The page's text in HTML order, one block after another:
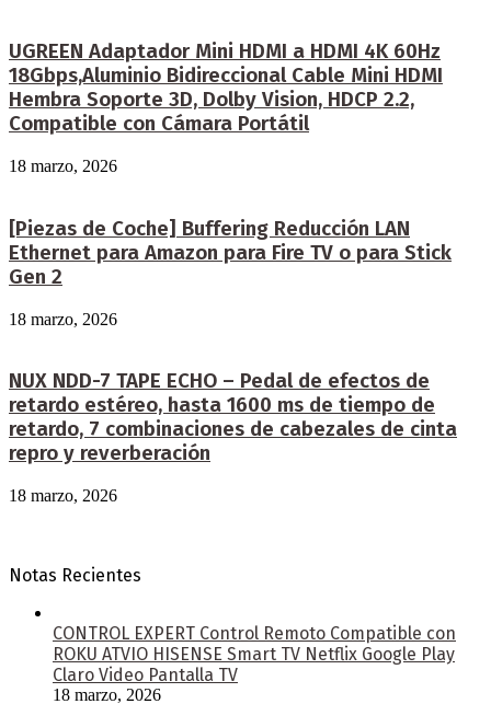
UGREEN Adaptador Mini HDMI a HDMI 4K 60Hz
18Gbps,Aluminio Bidireccional Cable Mini HDMI
Hembra Soporte 3D, Dolby Vision, HDCP 2.2,
Compatible con Cámara Portátil
18 marzo, 2026
[Piezas de Coche] Buffering Reducción LAN
Ethernet para Amazon para Fire TV o para Stick
Gen 2
18 marzo, 2026
NUX NDD-7 TAPE ECHO – Pedal de efectos de
retardo estéreo, hasta 1600 ms de tiempo de
retardo, 7 combinaciones de cabezales de cinta
repro y reverberación
18 marzo, 2026
Notas Recientes
CONTROL EXPERT Control Remoto Compatible con
ROKU ATVIO HISENSE Smart TV Netflix Google Play
Claro Video Pantalla TV
18 marzo, 2026